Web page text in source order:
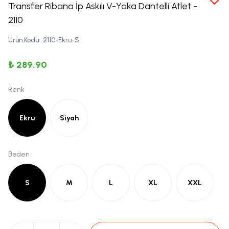
Transfer Ribana İp Askılı V-Yaka Dantelli Atlet -
2110
Ürün Kodu: 2110-Ekru-S
₺ 289.90
Renk
Ekru Siyah
Beden
S M L XL XXL